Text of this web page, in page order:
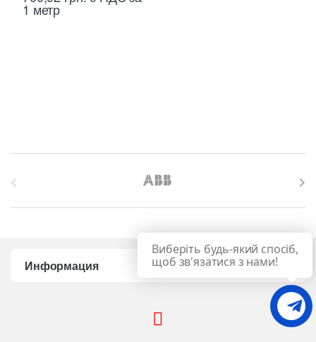
1 метр
Информация
Виберіть будь-який спосіб,
щоб зв'язатися з нами!